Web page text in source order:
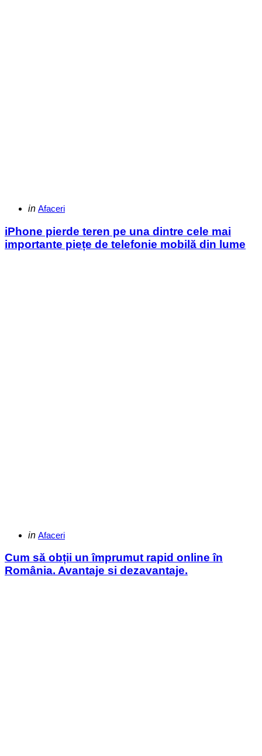
Categories
Posted
in Afaceri
iPhone pierde teren pe una dintre cele mai
importante piețe de telefonie mobilă din lume
Categories
Posted
in Afaceri
Cum să obții un împrumut rapid online în
România. Avantaje si dezavantaje.